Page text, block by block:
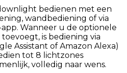
bedienen met een
wandbediening of via
Wanneer u de optionele
is bediening via
Assistant of Amazon Alexa)
tot 8 lichtzones
volledig naar wens.